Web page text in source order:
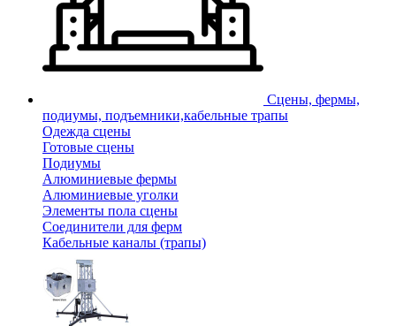
Сцены, фермы,
подиумы, подъемники,кабельные трапы
Одежда сцены
Готовые сцены
Подиумы
Алюминиевые фермы
Алюминиевые уголки
Элементы пола сцены
Соединители для ферм
Кабельные каналы (трапы)